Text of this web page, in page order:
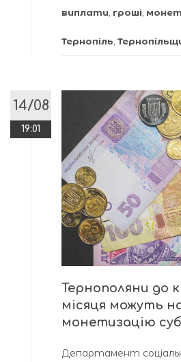
виплати гроші
Тернопіль
14/08
19:01
Тернополяни до
місяця можуть
монетизацію
Департамент